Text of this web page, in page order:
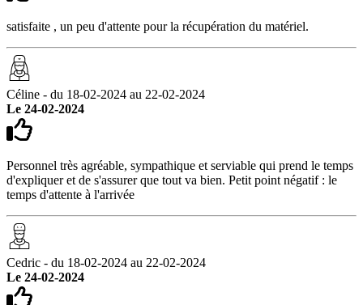
satisfaite , un peu d'attente pour la récupération du matériel.
Céline - du 18-02-2024 au 22-02-2024
Le 24-02-2024
Personnel très agréable, sympathique et serviable qui prend le temps
d'expliquer et de s'assurer que tout va bien. Petit point négatif : le
temps d'attente à l'arrivée
Cedric - du 18-02-2024 au 22-02-2024
Le 24-02-2024